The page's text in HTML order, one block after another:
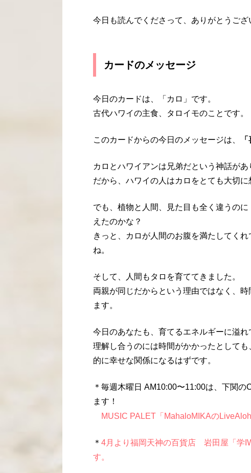
今日も読んでくださって、ありがとうござ
カードのメッセージ
今日のカードは、「カロ」です。
古代ハワイの主食、タロイモのことです。
このカードからの今日のメッセージは、
カロとハワイアンは兄弟だという神話があ
だから、ハワイの人はカロをとても大切に
でも、植物と人間、見た目も全く違うの
えたのかな？
きっと、カロが人間のお腹を満たしてく
ね。
そして、人間もタロを育ててきました。
両親が同じだからという理由ではなく、
ます。
今日のあなたも、育てるエネルギーに溢れ
理解し合うのには時間がかかったとして
的に幸せな関係になるはずです。
＊毎週木曜日 AM10:00〜11:00は、下関
ます！
MUSIC PALET「MahaloMIKAの
＊ 4月より福岡天神の百貨店 岩田屋「学
す。